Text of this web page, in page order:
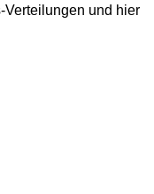
Verteilungen und hier